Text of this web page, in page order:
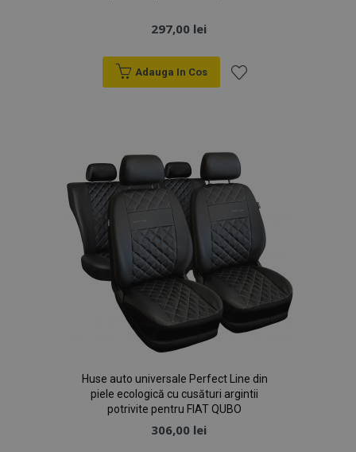
297,00 lei
Adauga In Cos
Dorințe
Huse auto universale Perfect Line din
piele ecologică cu cusături argintii
potrivite pentru FIAT QUBO
306,00 lei